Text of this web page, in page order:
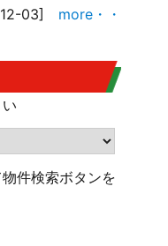
12-03] more・・
件検索ボタンを